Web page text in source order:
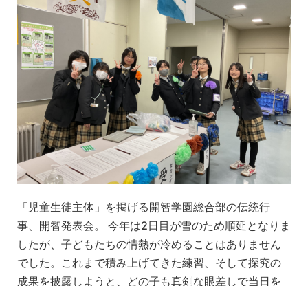
「児童生徒主体」を掲げる開智学園総合部の伝統行
事、開智発表会。 今年は2日目が雪のため順延となりま
したが、子どもたちの情熱が冷めることはありません
でした。これまで積み上げてきた練習、そして探究の
成果を披露しようと、どの子も真剣な眼差しで当日を